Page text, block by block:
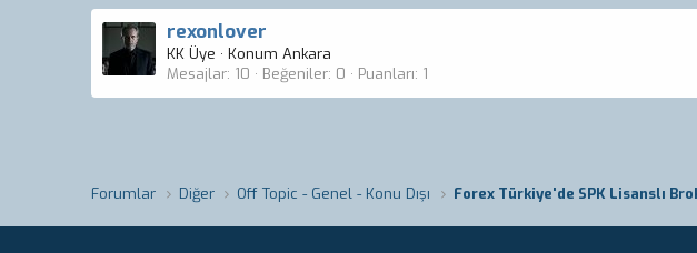
rexonlover
KK Üye · Konum Ankara
Mesajlar 10 Beğeniler 0 Puanları 1
Forumlar Diğer Off Topic - Genel - Konu Dışı